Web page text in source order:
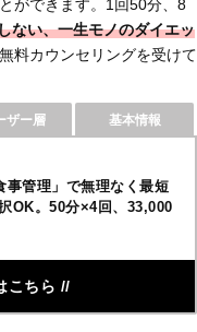
ができます。1回50分、8
ない、一生モノのダイエッ
料カウンセリングを受けて
ザー層 基本情報
事管理」で無理なく最短
OK。50分×4回、33,000
こちら //